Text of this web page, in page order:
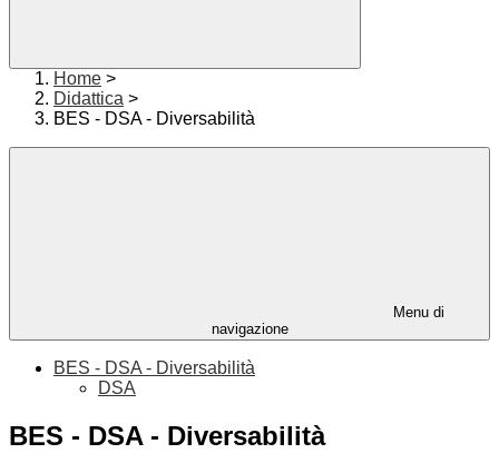
Home >
Didattica >
BES - DSA - Diversabilità
Menu di
navigazione
BES - DSA - Diversabilità
DSA
BES - DSA - Diversabilità